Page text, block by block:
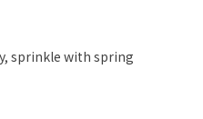
sprinkle with spring